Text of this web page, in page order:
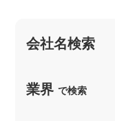
会社名検索
業界で検索